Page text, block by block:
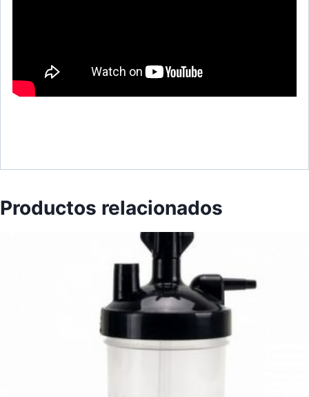
Productos relacionados